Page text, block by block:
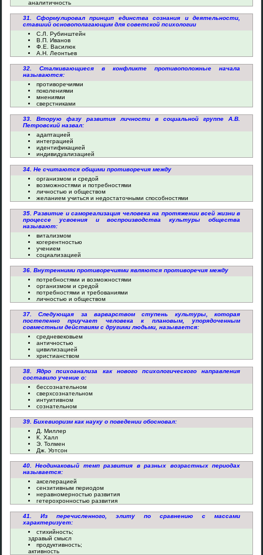
аналитичность
31. Сформулировал принцип единства сознания и деятельности,
ставший основополагающим для советской психологии
С.Л. Рубинштейн
В.П. Иванов
Ф.Е. Василюк
А.Н. Леонтьев
32. Сталкивающиеся в конфликте противоположные начала
называются:
противоречиями
поколениями
мнениями
сверстниками
33. Вторую фазу развития личности в социальной группе А.В.
Петровский назвал:
адаптацией
интеграцией
идентификацией
индивидуализацией
34. Не считаются общими противоречия между
организмом и средой
возможностями и потребностями
личностью и обществом
желанием учиться и недостаточными способностями
35. Развитие и самореализация человека на протяжении всей жизни в
процессе усвоения и воспроизводства культуры общества
называют:
витализмом
когерентностью
учением
социализацией
36. Внутренними противоречиями являются противоречия между
потребностями и возможностями
организмом и средой
потребностями и требованиями
личностью и обществом
37. Следующая за варварством ступень культуры, которая
постепенно приучает человека к плановым, упорядоченным
совместным действиям с другими людьми, называется:
средневековьем
античностью
цивилизацией
христианством
38. Ядро психоанализа как нового психологического направления
составило учение о:
бессознательном
сверхсознательном
интуитивном
сознательном
39. Бихевиоризм как науку о поведении обосновал:
Д. Миллер
К. Халл
Э. Толмен
Дж. Уотсон
40. Неодинаковый темп развития в разных возрастных периодах
называется:
акселерацией
сензитивным периодом
неравномерностью развития
гетерохронностью развития
41. Из перечисленного, элиту по сравнению с массами
характеризует:
стихийность;
здравый смысл
продуктивность;
активность